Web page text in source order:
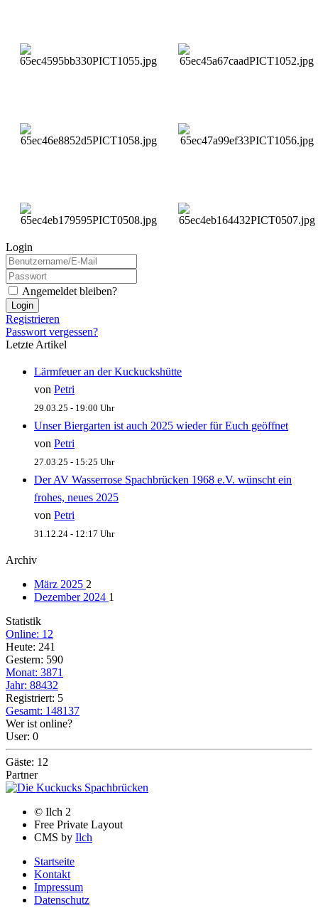
Login
Angemeldet bleiben?
Login
Registrieren
Passwort vergessen?
Letzte Artikel
Lärmfeuer an der Kuckuckshütte
von Petri
29.03.25 - 19:00 Uhr
Unser Biergarten ist auch 2025 wieder für Euch geöffnet
von Petri
27.03.25 - 15:25 Uhr
Der AV Wasserrose Spachbrücken 1968 e.V. wünscht ein
frohes, neues 2025
von Petri
31.12.24 - 12:17 Uhr
Archiv
März 2025 2
Dezember 2024 1
Statistik
Online: 12
Heute: 241
Gestern: 590
Monat: 3871
Jahr: 88432
Registriert: 5
Gesamt: 148137
Wer ist online?
User: 0
Gäste: 12
Partner
© Ilch 2
Free Private Layout
CMS by Ilch
Startseite
Kontakt
Impressum
Datenschutz